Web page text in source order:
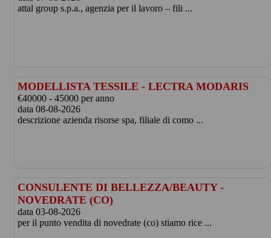
attal group s.p.a., agenzia per il lavoro – fili ...
MODELLISTA TESSILE - LECTRA MODARIS
€40000 - 45000 per anno
data 08-08-2026
descrizione azienda risorse spa, filiale di como ...
CONSULENTE DI BELLEZZA/BEAUTY -
NOVEDRATE (CO)
data 03-08-2026
per il punto vendita di novedrate (co) stiamo rice ...